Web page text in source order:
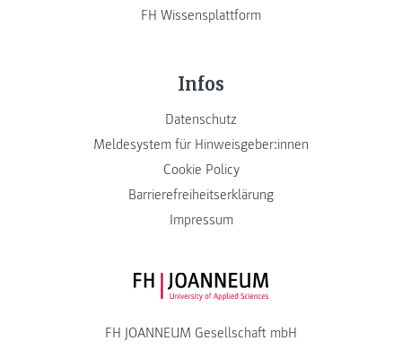
FH Wissensplattform
Infos
Datenschutz
Meldesystem für Hinweisgeber:innen
Cookie Policy
Barrierefreiheitserklärung
Impressum
FH JOANNEUM Logo
FH JOANNEUM Gesellschaft mbH